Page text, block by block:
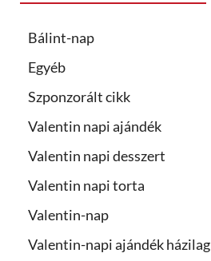
Bálint-nap
Egyéb
Szponzorált cikk
Valentin napi ajándék
Valentin napi desszert
Valentin napi torta
Valentin-nap
Valentin-napi ajándék házilag